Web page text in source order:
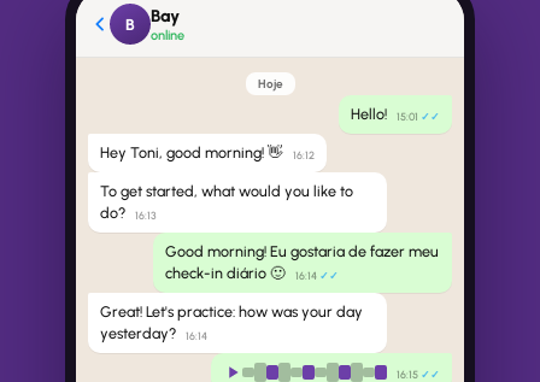
B Bay
online
Hoje
Hello! 15:01
Hey Toni, good morning! 👋 16:12
To get started, what would you like to
do?
16:13
Good morning! Eu gostaria de fazer meu
check-in diário 🙂
16:14
Great! Let's practice: how was your day
yesterday?
16:14
16:15